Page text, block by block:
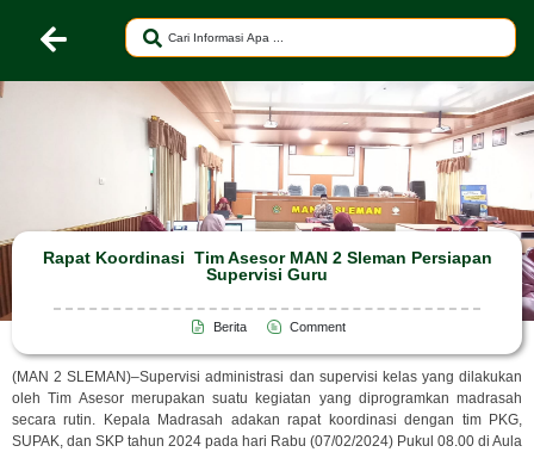
Rapat Koordinasi Tim Asesor MAN 2 Sleman Persiapan
Supervisi Guru
Berita Comment
(MAN 2 SLEMAN)–Supervisi administrasi dan supervisi kelas yang dilakukan
oleh Tim Asesor merupakan suatu kegiatan yang diprogramkan madrasah
secara rutin. Kepala Madrasah adakan rapat koordinasi dengan tim PKG,
SUPAK, dan SKP tahun 2024 pada hari Rabu (07/02/2024) Pukul 08.00 di Aula